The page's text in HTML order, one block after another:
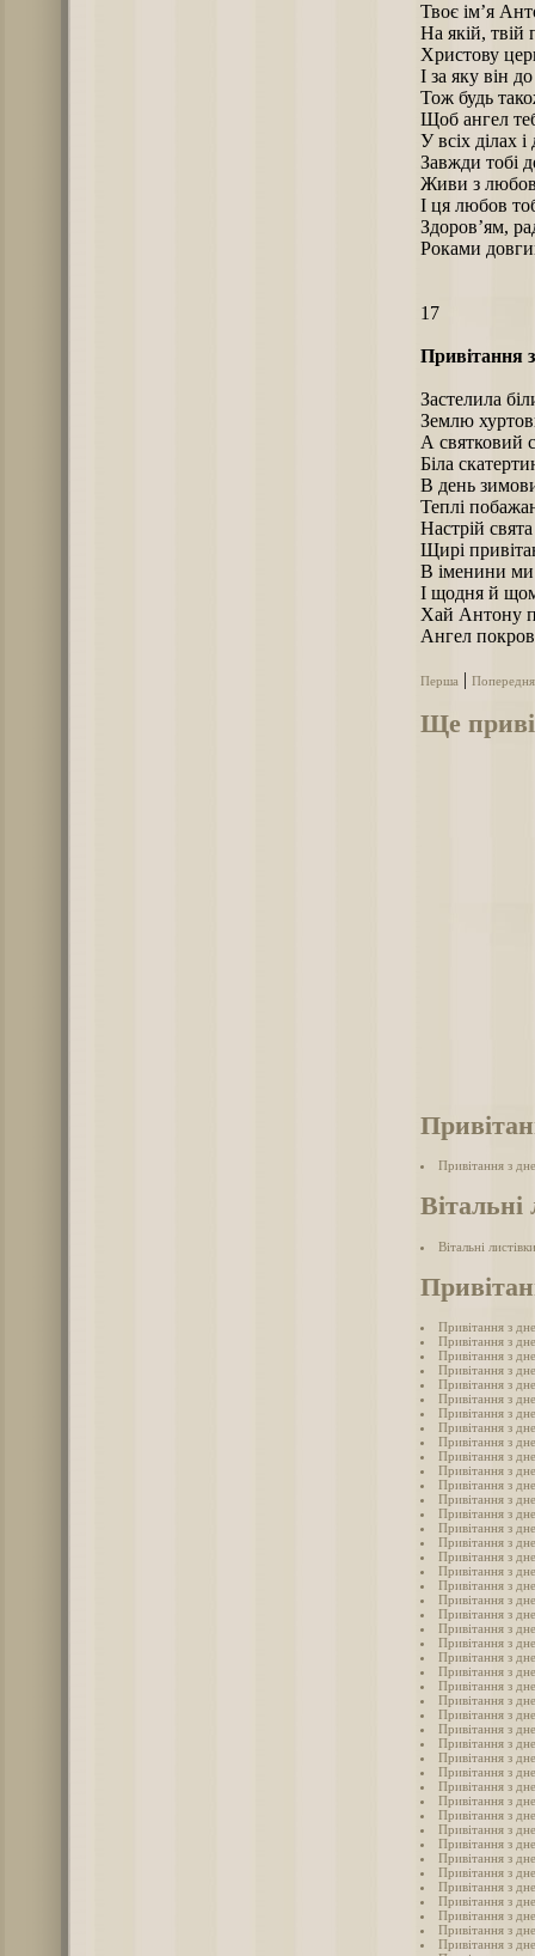
Твоє ім’я
На якій, твій
Христову
І за яку він
Тож будь
Щоб ангел
У всіх ділах
Завжди тобі
Живи з
І ця любов
Здоров’ям,
Роками
17
Привітання
Застелила
Землю
А святковий
Біла
В день
Теплі
Настрій
Щирі
В іменини
І щодня й
Хай Антону
Ангел
Перша Попередня
Ще
Привітання з
Вітальні
Вітальні
Привітання з
Привітання з
Привітання з
Привітання з
Привітання з
Привітання з
Привітання з
Привітання з
Привітання з
Привітання з
Привітання з
Привітання з
Привітання з
Привітання з
Привітання з
Привітання з
Привітання з
Привітання з
Привітання з
Привітання з
Привітання з
Привітання з
Привітання з
Привітання з
Привітання з
Привітання з
Привітання з
Привітання з
Привітання з
Привітання з
Привітання з
Привітання з
Привітання з
Привітання з
Привітання з
Привітання з
Привітання з
Привітання з
Привітання з
Привітання з
Привітання з
Привітання з
Привітання з
Привітання з